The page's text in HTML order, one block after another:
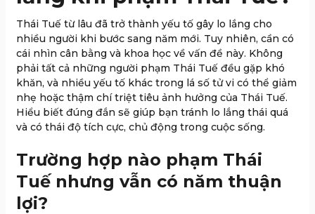
Thái Tuế từ lâu đã trở thành yếu tố gây lo lắng cho
nhiều người khi bước sang năm mới. Tuy nhiên, cần có
cái nhìn cân bằng và khoa học về vấn đề này. Không
phải tất cả những người phạm Thái Tuế đều gặp khó
khăn, và nhiều yếu tố khác trong lá số tử vi có thể giảm
nhẹ hoặc thậm chí triệt tiêu ảnh hưởng của Thái Tuế.
Hiểu biết đúng đắn sẽ giúp bạn tránh lo lắng thái quá
và có thái độ tích cực, chủ động trong cuộc sống.
Trường hợp nào phạm Thái
Tuế nhưng vẫn có năm thuận
lợi?